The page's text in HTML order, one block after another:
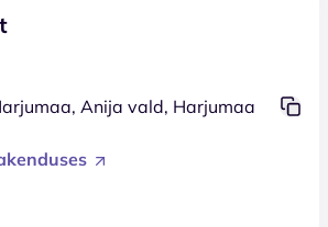
Anija vald, Harjumaa